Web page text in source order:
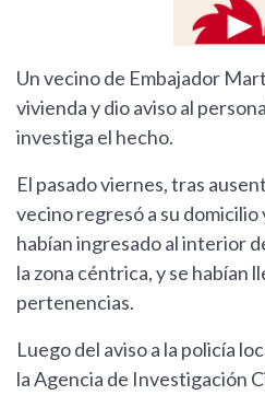
Un vecino de Embajador
vivienda y dio aviso al
investiga el hecho.
El pasado viernes, tras
vecino regresó a su domicilio
habían ingresado al interior
la zona céntrica, y se habían
pertenencias.
Luego del aviso a la policía
la Agencia de Investigación